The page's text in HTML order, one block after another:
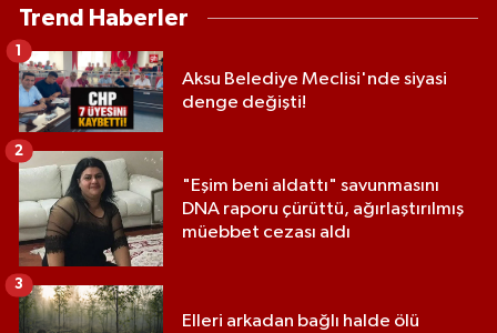
Trend Haberler
Aksu Belediye Meclisi'nde siyasi
denge değişti!
1
"Eşim beni aldattı" savunmasını
DNA raporu çürüttü, ağırlaştırılmış
müebbet cezası aldı
2
Elleri arkadan bağlı halde ölü
3